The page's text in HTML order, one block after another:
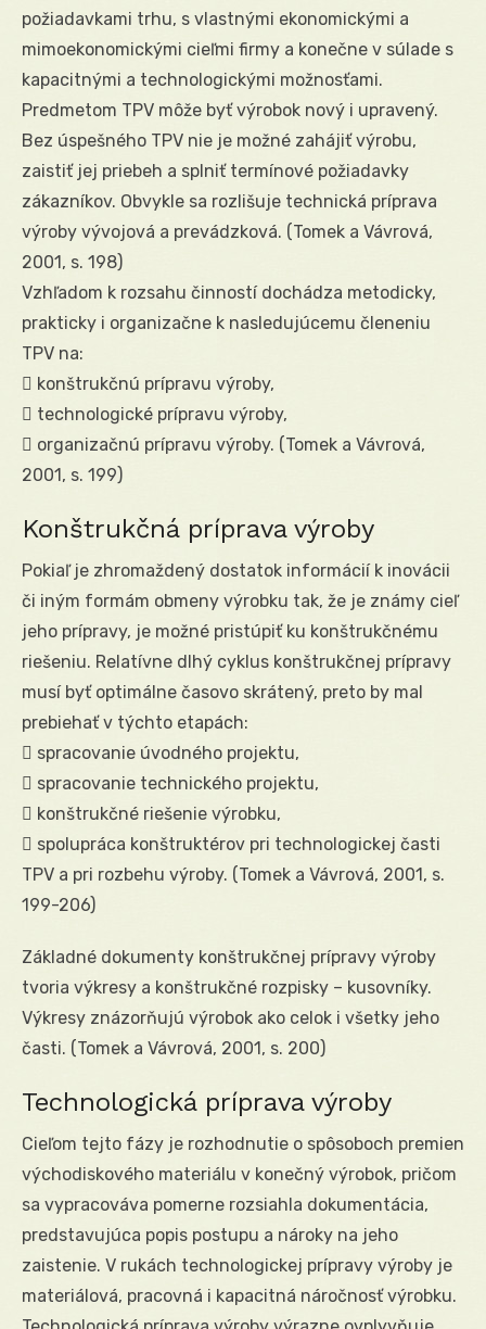
požiadavkami trhu, s vlastnými ekonomickými a
mimoekonomickými cieľmi firmy a konečne v súlade s
kapacitnými a technologickými možnosťami.
Predmetom TPV môže byť výrobok nový i upravený.
Bez úspešného TPV nie je možné zahájiť výrobu,
zaistiť jej priebeh a splniť termínové požiadavky
zákazníkov. Obvykle sa rozlišuje technická príprava
výroby vývojová a prevádzková. (Tomek a Vávrová,
2001, s. 198)
Vzhľadom k rozsahu činností dochádza metodicky,
prakticky i organizačne k nasledujúcemu členeniu
TPV na:
 konštrukčnú prípravu výroby,
 technologické prípravu výroby,
 organizačnú prípravu výroby. (Tomek a Vávrová,
2001, s. 199)
Konštrukčná príprava výroby
Pokiaľ je zhromaždený dostatok informácií k inovácii
či iným formám obmeny výrobku tak, že je známy cieľ
jeho prípravy, je možné pristúpiť ku konštrukčnému
riešeniu. Relatívne dlhý cyklus konštrukčnej prípravy
musí byť optimálne časovo skrátený, preto by mal
prebiehať v týchto etapách:
 spracovanie úvodného projektu,
 spracovanie technického projektu,
 konštrukčné riešenie výrobku,
 spolupráca konštruktérov pri technologickej časti
TPV a pri rozbehu výroby. (Tomek a Vávrová, 2001, s.
199-206)
Základné dokumenty konštrukčnej prípravy výroby
tvoria výkresy a konštrukčné rozpisky – kusovníky.
Výkresy znázorňujú výrobok ako celok i všetky jeho
časti. (Tomek a Vávrová, 2001, s. 200)
Technologická príprava výroby
Cieľom tejto fázy je rozhodnutie o spôsoboch premien
východiskového materiálu v konečný výrobok, pričom
sa vypracováva pomerne rozsiahla dokumentácia,
predstavujúca popis postupu a nároky na jeho
zaistenie. V rukách technologickej prípravy výroby je
materiálová, pracovná i kapacitná náročnosť výrobku.